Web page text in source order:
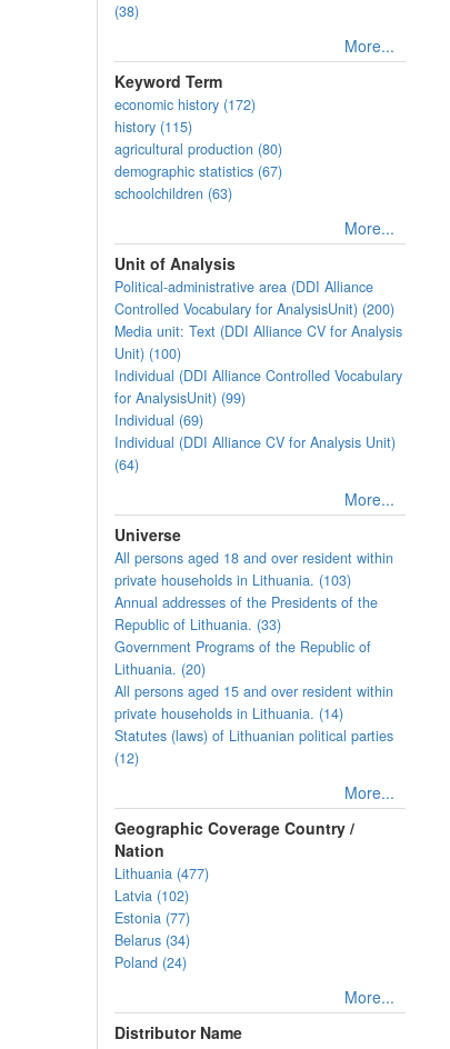
(38)
More...
Keyword Term
economic history (172)
history (115)
agricultural production (80)
demographic statistics (67)
schoolchildren (63)
More...
Unit of Analysis
Political-administrative area (DDI Alliance
Controlled Vocabulary for AnalysisUnit) (200)
Media unit: Text (DDI Alliance CV for Analysis
Unit) (100)
Individual (DDI Alliance Controlled Vocabulary
for AnalysisUnit) (99)
Individual (69)
Individual (DDI Alliance CV for Analysis Unit)
(64)
More...
Universe
All persons aged 18 and over resident within
private households in Lithuania. (103)
Annual addresses of the Presidents of the
Republic of Lithuania. (33)
Government Programs of the Republic of
Lithuania. (20)
All persons aged 15 and over resident within
private households in Lithuania. (14)
Statutes (laws) of Lithuanian political parties
(12)
More...
Geographic Coverage Country /
Nation
Lithuania (477)
Latvia (102)
Estonia (77)
Belarus (34)
Poland (24)
More...
Distributor Name